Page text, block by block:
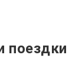
поездки